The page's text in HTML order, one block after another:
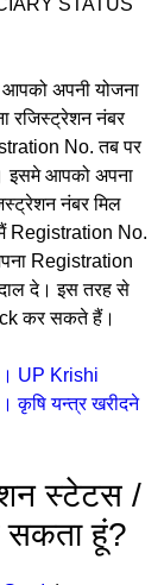
अपनी योजना
रजिस्ट्रेशन नंबर
No. तब पर
इसमे आपको अपना
नंबर मिल
Registration No.
Registration
दे। इस तरह से
कर सकते हैं।
UP Krishi
कृषि यन्त्र खरीदने
स्टेटस /
हूं?